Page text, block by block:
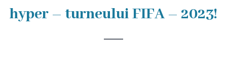
Primăria
hyper – turneului FIFA – 2023!